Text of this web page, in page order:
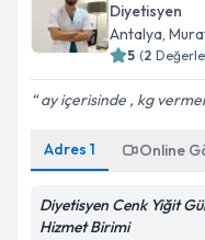
Diyetisyen
Antalya,
5 (2
ay içerisinde , kg
Adres 1 Online
Diyetisyen Cenk Yiğit
Hizmet Birimi